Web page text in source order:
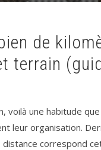
terrain
voilà une habitude
leur organisation.
correspond